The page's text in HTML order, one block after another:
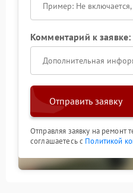
Комментарий к заявке:
Отправить заявку
Отправляя заявку на ремонт
соглашаетесь с Политикой